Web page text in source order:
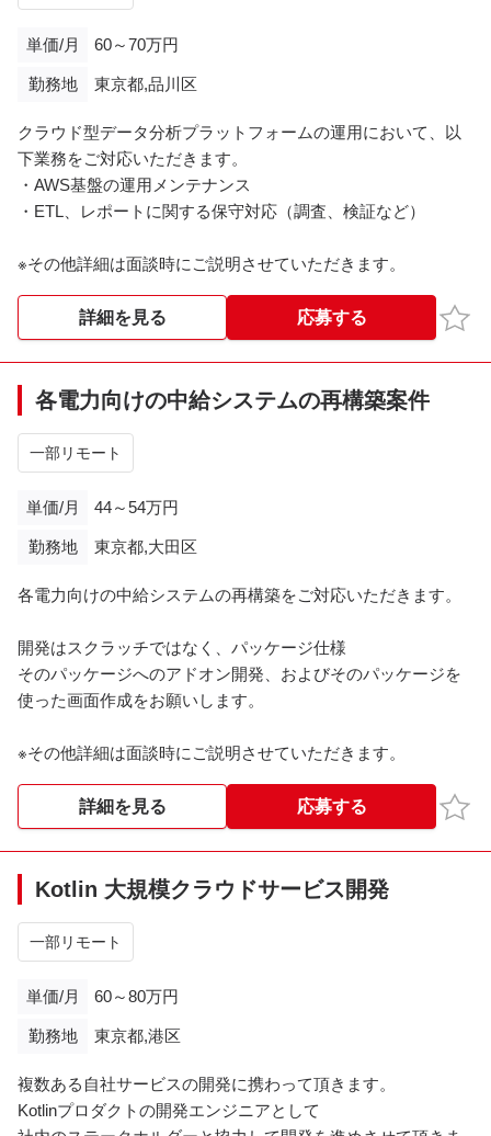
単価/月 60～70万円
勤務地 東京都,品川区
クラウド型データ分析プラットフォームの運用において、以
下業務をご対応いただきます。
・AWS基盤の運用メンテナンス
・ETL、レポートに関する保守対応（調査、検証など）
※その他詳細は面談時にご説明させていただきます。
詳細を見る 応募する お気
各電力向けの中給システムの再構築案件
一部リモート
単価/月 44～54万円
勤務地 東京都,大田区
各電力向けの中給システムの再構築をご対応いただきます。
開発はスクラッチではなく、パッケージ仕様
そのパッケージへのアドオン開発、およびそのパッケージを
使った画面作成をお願いします。
※その他詳細は面談時にご説明させていただきます。
詳細を見る 応募する お気
Kotlin 大規模クラウドサービス開発
一部リモート
単価/月 60～80万円
勤務地 東京都,港区
複数ある自社サービスの開発に携わって頂きます。
Kotlinプロダクトの開発エンジニアとして